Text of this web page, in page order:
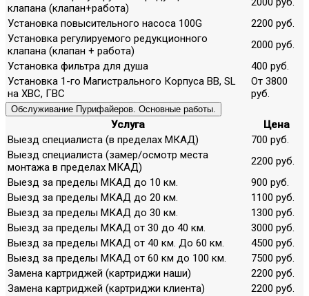
клапана (клапан+работа)
Установка повысительного насоса 100G
2200 руб.
Установка регулируемого редукционного
клапана (клапан + работа)
2000 руб.
Установка фильтра для душа
400 руб.
Установка 1-го Магистрального Корпуса ВВ, SL
на ХВС, ГВС
От 3800
руб.
Обслуживание Пурифайеров. Основные работы.
Услуга
Цена
Выезд специалиста (в пределах МКАД)
700 руб.
Выезд специалиста (замер/осмотр места
монтажа в пределах МКАД)
2200 руб.
Выезд за пределы МКАД до 10 км.
900 руб.
Выезд за пределы МКАД до 20 км.
1100 руб.
Выезд за пределы МКАД до 30 км.
1300 руб.
Выезд за пределы МКАД от 30 до 40 км.
3000 руб.
Выезд за пределы МКАД от 40 км. До 60 км.
4500 руб.
Выезд за пределы МКАД от 60 км до 100 км.
7500 руб.
Замена картриджей (картриджи наши)
2200 руб.
Замена картриджей (картриджи клиента)
2200 руб.